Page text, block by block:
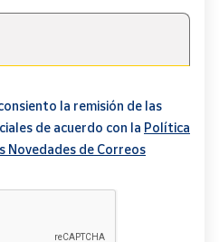
la remisión de las
de acuerdo con la Política
Novedades de Correos